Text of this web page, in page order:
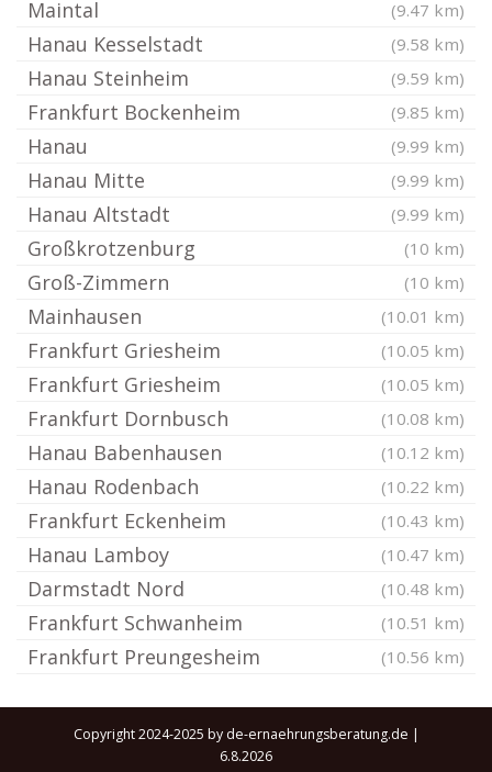
Maintal (9.47 km)
Hanau Kesselstadt (9.58 km)
Hanau Steinheim (9.59 km)
Frankfurt Bockenheim (9.85 km)
Hanau (9.99 km)
Hanau Mitte (9.99 km)
Hanau Altstadt (9.99 km)
Großkrotzenburg (10 km)
Groß-Zimmern (10 km)
Mainhausen (10.01 km)
Frankfurt Griesheim (10.05 km)
Frankfurt Griesheim (10.05 km)
Frankfurt Dornbusch (10.08 km)
Hanau Babenhausen (10.12 km)
Hanau Rodenbach (10.22 km)
Frankfurt Eckenheim (10.43 km)
Hanau Lamboy (10.47 km)
Darmstadt Nord (10.48 km)
Frankfurt Schwanheim (10.51 km)
Frankfurt Preungesheim (10.56 km)
Copyright 2024-2025 by de-ernaehrungsberatung.de |
6.8.2026